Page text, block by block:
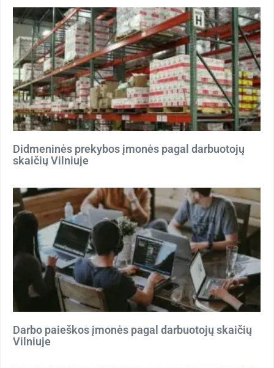
Didmeninės prekybos įmonės pagal darbuotojų
skaičių Vilniuje
Darbo paieškos įmonės pagal darbuotojų skaičių
Vilniuje